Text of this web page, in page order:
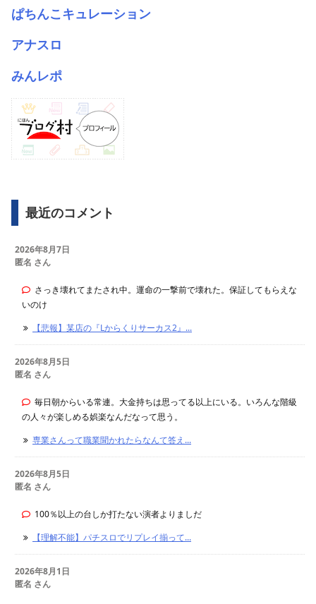
ぱちんこキュレーション
アナスロ
みんレポ
最近のコメント
2026年8月7日
匿名 さん
さっき壊れてまたされ中。運命の一撃前で壊れた。保証してもらえな
いのけ
【悲報】某店の『Lからくりサーカス2』...
2026年8月5日
匿名 さん
毎日朝からいる常連。大金持ちは思ってる以上にいる。いろんな階級
の人々が楽しめる娯楽なんだなって思う。
専業さんって職業聞かれたらなんて答え...
2026年8月5日
匿名 さん
100％以上の台しか打たない演者よりましだ
【理解不能】パチスロでリプレイ揃って...
2026年8月1日
匿名 さん